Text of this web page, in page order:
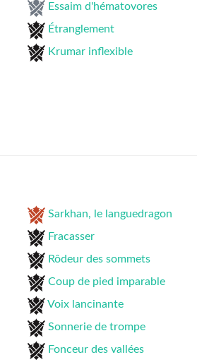
Essaim d'hématovores
Étranglement
Krumar inflexible
Sarkhan, le languedragon
Fracasser
Rôdeur des sommets
Coup de pied imparable
Voix lancinante
Sonnerie de trompe
Fonceur des vallées